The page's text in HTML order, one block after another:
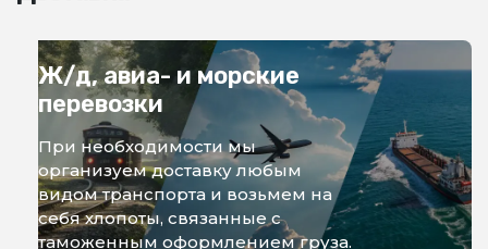
Ж/д, авиа- и морские
перевозки
При необходимости мы
организуем доставку любым
видом транспорта и возьмем на
себя хлопоты, связанные с
таможенным оформлением груза.